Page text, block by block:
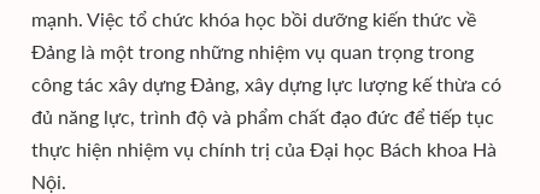
mạnh. Việc tổ chức khóa học bồi dưỡng kiến thức về
Đảng là một trong những nhiệm vụ quan trọng trong
công tác xây dựng Đảng, xây dựng lực lượng kế thừa có
đủ năng lực, trình độ và phẩm chất đạo đức để tiếp tục
thực hiện nhiệm vụ chính trị của Đại học Bách khoa Hà
Nội.